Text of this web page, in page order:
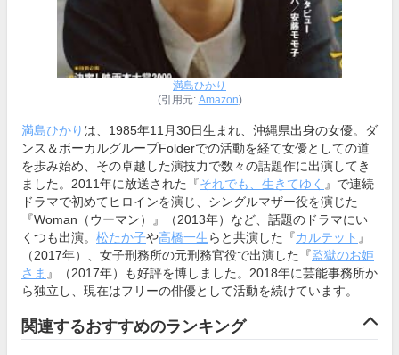
満島ひかり
(引用元: Amazon)
満島ひかり は、1985年11月30日生まれ、沖縄県出身の女優。ダ
ンス＆ボーカルグループFolderでの活動を経て女優としての道
を歩み始め、その卓越した演技力で数々の話題作に出演してき
ました。2011年に放送された『それでも、生きてゆく 』で連続
ドラマで初めてヒロインを演じ、シングルマザー役を演じた
『Woman（ウーマン）』（2013年）など、話題のドラマにい
くつも出演。 松たか子や高橋一生らと共演した『カルテット 』
（2017年）、女子刑務所の元刑務官役で出演した『監獄のお姫
さま 』（2017年）も好評を博しました。2018年に芸能事務所か
ら独立し、現在はフリーの俳優として活動を続けています。
関連するおすすめのランキング